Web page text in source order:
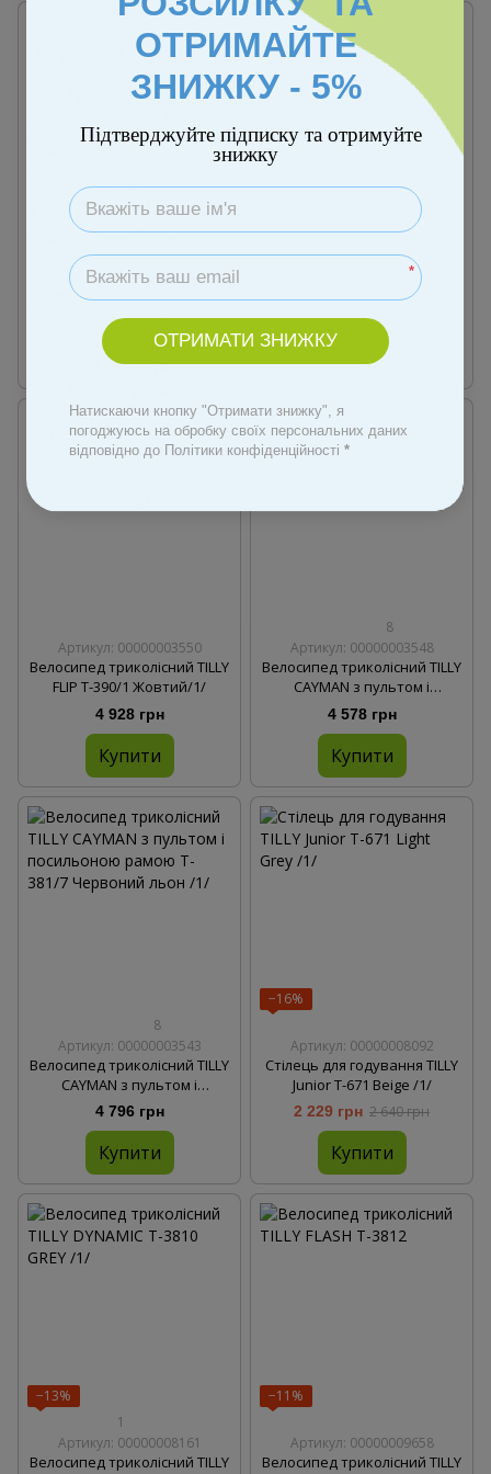
Артикул: 00000003553
Велосипед триколісний TILLY
FLIP T-390/1 Червоний/1/
4 928 грн
Купити
Артикул: 00000003551
Велосипед триколісний TILLY
FLIP T-390/1 Зелений/1/
4 928 грн
Купити
Артикул: 00000003550
Велосипед триколісний TILLY
FLIP T-390/1 Жовтий/1/
4 928 грн
Купити
8
Артикул: 00000003548
Велосипед триколісний TILLY
CAYMAN з пультом і
посильоною рамою T-381/7
Фіолетовий льон /1/
4 578 грн
Купити
8
Артикул: 00000003543
Велосипед триколісний TILLY
CAYMAN з пультом і
посильоною рамою T-381/7
Бірюзовий льон /1/
4 796 грн
Купити
−16%
Артикул: 00000008092
Стілець для годування TILLY
Junior T-671 Beige /1/
2 229 грн 2 640 грн
Купити
−13%
1
Артикул: 00000008161
Велосипед триколісний TILLY
−11%
Артикул: 00000009658
Велосипед триколісний TILLY
ОТРИМАЙТЕ
ЗНИЖКУ - 5%
Підтверджуйте підписку та отримуйте
знижку
*
ОТРИМАТИ ЗНИЖКУ
Натискаючи кнопку "Отримати знижку", я
погоджуюсь на обробку своїх персональних даних
відповідно до Політики конфіденційності *